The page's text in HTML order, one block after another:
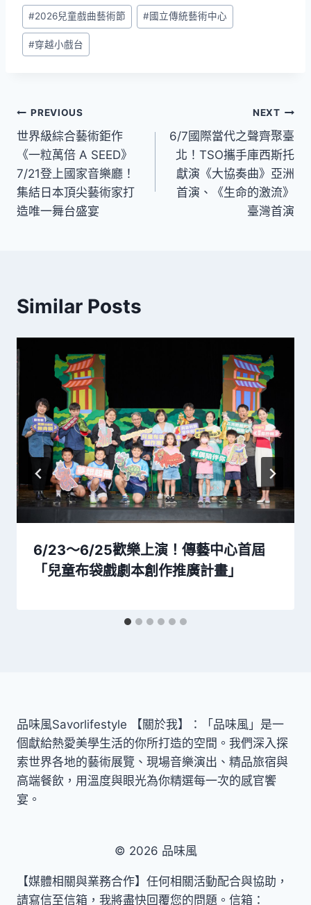
Post
Tags:
#2026兒童戲曲藝術節 #國立傳統藝術中心
#穿越小戲台
文
章
導
覽
PREVIOUS
世界級綜合藝術鉅作
《一粒萬倍 A SEED》
7/21登上國家音樂廳！
集結日本頂尖藝術家打
造唯一舞台盛宴
NEXT
6/7國際當代之聲齊聚臺
北！TSO攜手庫西斯托
獻演《大協奏曲》亞洲
首演、《生命的激流》
臺灣首演
Similar Posts
6/23～6/25歡樂上演！傳藝中心首屆
「兒童布袋戲劇本創作推廣計畫」
品味風Savorlifestyle 【關於我】：「品味風」是一
個獻給熱愛美學生活的你所打造的空間。我們深入探
索世界各地的藝術展覽、現場音樂演出、精品旅宿與
高端餐飲，用溫度與眼光為你精選每一次的感官饗
宴。
© 2026 品味風
【媒體相關與業務合作】任何相關活動配合與協助，
請寫信至信箱，我將盡快回覆您的問題。信箱：